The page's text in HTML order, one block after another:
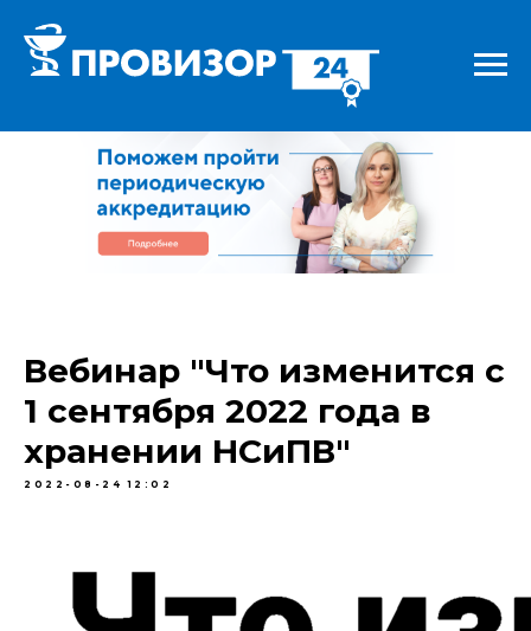
Вебинар "Что изменится с
1 сентября 2022 года в
хранении НСиПВ"
2022-08-24 12:02